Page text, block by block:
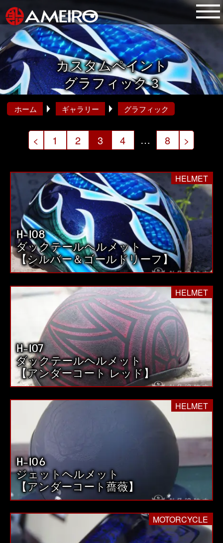
カスタムペイント
グラフィック 3
ホーム ギャラリー グラフィック
投
稿
の
ペ
ー
ジ
送
り
< 1 2 3 4 … 8 >
HELMET
H-108
ダックテールヘルメット
【シルバー＆ゴールドリーフ】
HELMET
H-107
ダックテールヘルメット
【アンダーコート レッド】
HELMET
H-106
ジェットヘルメット
【アンダーコート薔薇】
MOTORCYCLE